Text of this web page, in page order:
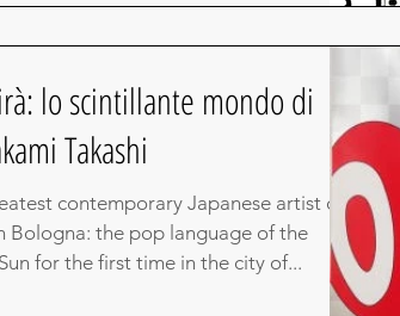
lo scintillante mondo di
Takashi
contemporary Japanese artist on
Bologna: the pop language of the
for the first time in the city of...